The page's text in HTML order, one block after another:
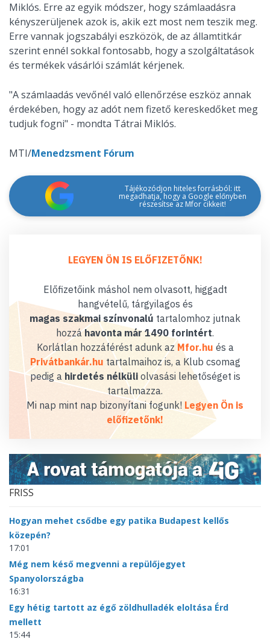
Miklós. Erre az egyik módszer, hogy számlaadásra
kényszerüljenek azok is, akik ezt most nem teszik meg.
Erre vannak jogszabályi eszközök, de az államtitkár
szerint ennél sokkal fontosabb, hogy a szolgáltatások
és termékek vásárlói számlát kérjenek.
"A számlaadás vevőnél való ellenőrzése eszköz annak
érdekében, hogy az adót nem fizető kereskedőket meg
tudjuk fogni" - mondta Tátrai Miklós.
MTI/Menedzsment Fórum
Tájékozódjon hiteles forrásból: itt
megadhatja, hogy a Google előnyben
részesítse az Mfor cikkeit!
LEGYEN ÖN IS ELŐFIZETŐNK!
Előfizetőink máshol nem olvasott, higgadt
hangvételű, tárgyilagos és
magas szakmai színvonalú tartalomhoz jutnak
hozzáhavonta már 1490 forintért.
Korlátlan hozzáférést adunk az Mfor.hu és a
Privátbankár.hu tartalmaihoz is, a Klub csomag
pedig a hirdetés nélküliolvasási lehetőséget is
tartalmazza.
Mi nap mint nap bizonyítani fogunk! Legyen Ön is
előfizetőnk!
FRISS
Hogyan mehet csődbe egy patika Budapest kellős
közepén?
17:01
Még nem késő megvenni a repülőjegyet
Spanyolországba
16:31
Egy hétig tartott az égő zöldhulladék eloltása Érd
mellett
15:44